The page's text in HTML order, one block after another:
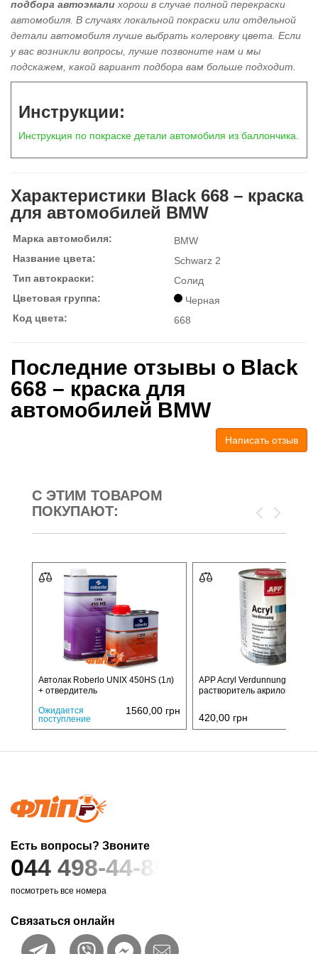
подбора автоэмали хорош в случае полной перекраски
автомобиля . В случаях локальной покраски или отдельной
детали автомобиля лучше выбрать колеровку цвета. Если
у вас возникли вопросы, лучше позвоните нам и мы
подскажем, какой вариант подбора вам больше подходит.
Инструкции:
Инструкция по покраске детали автомобиля из баллончика
Характеристики Black 668 – краска
для автомобилей BMW
Марка автомобиля:
BMW
Название цвета:
Schwarz 2
Тип автокраски:
Солид
Цветовая группа:
Черная
Код цвета:
668
Последние отзывы о Black
668 – краска для
автомобилей BMW
Написать отзыв
С ЭТИМ ТОВАРОМ
ПОКУПАЮТ:
Автолак Roberlo UNIX 450HS (1л)
+ отвердитель
Ожидается
поступление
1560,00 грн
APP Acryl Verdunnung
растворитель акриловый, 1л
420,00 грн
Есть вопросы? Звоните
044 498-44-89
посмотреть все номера
Связаться онлайн